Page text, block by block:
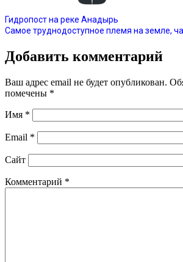
Гидропост на реке Анадырь
Самое труднодоступное племя на земле,
Добавить комментарий
Ваш адрес email не будет опубликован.
помечены *
Имя *
Email *
Сайт
Комментарий *